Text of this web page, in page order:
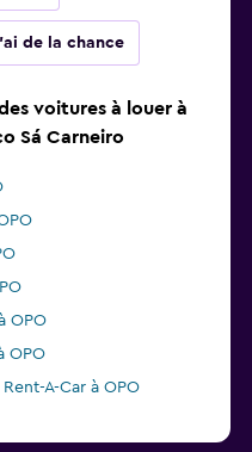
de la chance
voitures à louer à
Sá Carneiro
OPO
OPO
A-Car à OPO